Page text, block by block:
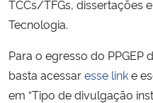
Ministério do Meio Ambiente
Ministério do Desenvolvimento
TCCs/TFGs, dissertações
Tecnologia.
Para o egresso do PPGEP
basta acessaresse linke
em “Tipo de divulgação